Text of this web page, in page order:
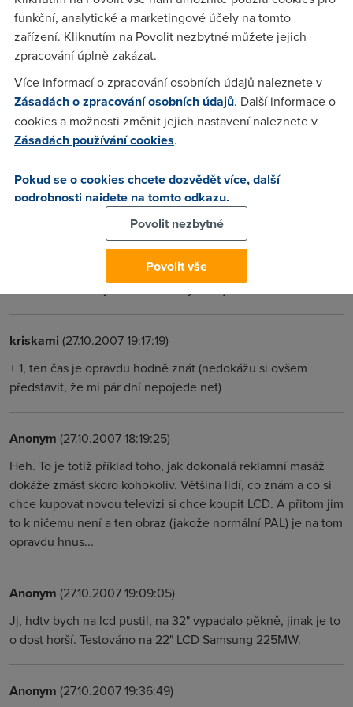
webu a věřte, že nikomu z rodiny nechybí pořady typu
Vyholení nebo nebo Vem si mě.
Anonym(27.10.2007 16:35:44)
A výpalné pro ČTv platíte pořád nebo máte čestné
prohlášení, že tv nemáte?
Roman(27.10.2007 18:00:49)
Televizní poplatky neplatíme, pouze rádio to samozřejmě
doma máme.Někdy před 2ma nebo 3mi roky nám došla
upomínka, že neplatíme tak jsem zaškrtl kolonku že TV
nemám.Ať se klidně staví kokoliv na kontrolu, už jsem
dokonce ze zdi vytahl i koax trerý nám ještě loni trčel ze zdi.
kriskami (27.10.2007 19:17:19)
+ 1, ten čas je opravdu hodně znát (nedokážu si ovšem
představit, že mi pár dní nepojede net)
Anonym (27.10.2007 18:19:25)
Heh. To je totiž příklad toho, jak dokonalá reklamní masáž
dokáže zmást skoro kohokoliv. Většina lidí, co znám a co si
chce kupovat novou televizi si chce koupit LCD. A přitom jim
to k ničemu není a ten obraz (jakože normální PAL) je na tom
opravdu hnus...
Anonym (27.10.2007 19:09:05)
Jj, hdtv bych na lcd pustil, na 32" vypadalo pěkně, jinak je to
o dost horší. Testováno na 22" LCD Samsung 225MW.
Anonym (27.10.2007 19:36:49)
funkční, analytické a marketingové účely na tomto
zařízení. Kliknutím na Povolit nezbytné můžete jejich
zpracování úplně zakázat.
Více informací o zpracování osobních údajů naleznete v
Zásadách o zpracování osobních údajů. Další informace o
cookies a možnosti změnit jejich nastavení naleznete v
Zásadách používání cookies.
Pokud se o cookies chcete dozvědět více, další
podrobnosti najdete na tomto odkazu.
Povolit nezbytné
Povolit vše